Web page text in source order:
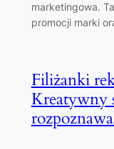
marketingowa.
promocji marki
Filiżanki
Kreatywny